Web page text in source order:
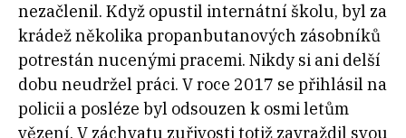
nezačlenil. Když opustil internátní školu, byl za
krádež několika propanbutanových zásobníků
potrestán nucenými pracemi. Nikdy si ani delší
dobu neudržel práci. V roce 2017 se přihlásil na
policii a posléze byl odsouzen k osmi letům
vězení. V záchvatu zuřivosti totiž zavraždil svou